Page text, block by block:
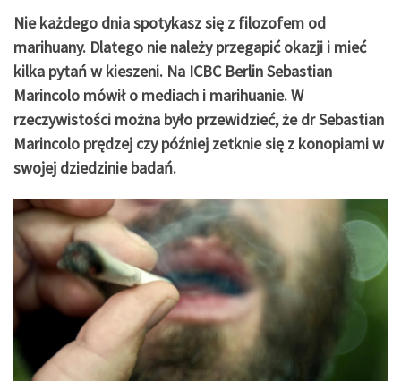
Nie każdego dnia spotykasz się z filozofem od
marihuany. Dlatego nie należy przegapić okazji i mieć
kilka pytań w kieszeni. Na ICBC Berlin Sebastian
Marincolo mówił o mediach i marihuanie. W
rzeczywistości można było przewidzieć, że dr Sebastian
Marincolo prędzej czy później zetknie się z konopiami w
swojej dziedzinie badań.